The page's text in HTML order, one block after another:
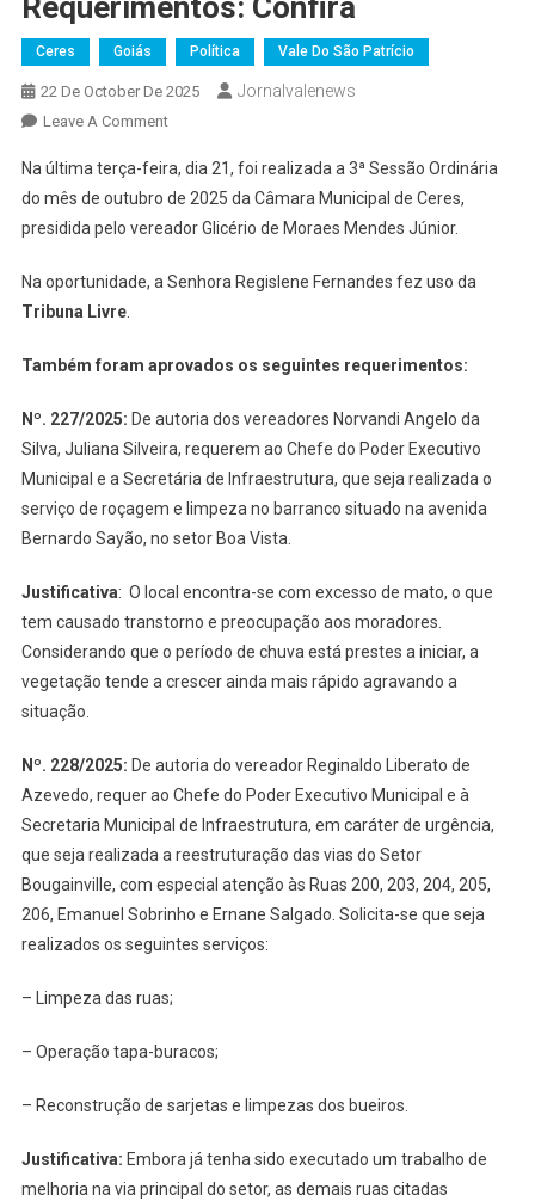
Requerimentos: Confira
Ceres Goiás Política Vale Do São Patrício
22 De October De 2025 Jornalvalenews
Leave A CommentOn
Municipal
De
Ceres
3ª
De
E
Aprova
Importantes
Requerimentos:
Confira
Na última terça-feira, dia 21, foi realizada a 3ª Sessão Ordinária
do mês de outubro de 2025 da Câmara Municipal de Ceres,
presidida pelo vereador Glicério de Moraes Mendes Júnior.
Na oportunidade, a Senhora Regislene Fernandes fez uso da
Tribuna Livre.
Também foram aprovados os seguintes requerimentos:
Nº. 227/2025: De autoria dos vereadores Norvandi Angelo da
Silva, Juliana Silveira, requerem ao Chefe do Poder Executivo
Municipal e a Secretária de Infraestrutura, que seja realizada o
serviço de roçagem e limpeza no barranco situado na avenida
Bernardo Sayão, no setor Boa Vista.
Justificativa: O local encontra-se com excesso de mato, o que
tem causado transtorno e preocupação aos moradores.
Considerando que o período de chuva está prestes a iniciar, a
vegetação tende a crescer ainda mais rápido agravando a
situação.
Nº. 228/2025: De autoria do vereador Reginaldo Liberato de
Azevedo, requer ao Chefe do Poder Executivo Municipal e à
Secretaria Municipal de Infraestrutura, em caráter de urgência,
que seja realizada a reestruturação das vias do Setor
Bougainville, com especial atenção às Ruas 200, 203, 204, 205,
206, Emanuel Sobrinho e Ernane Salgado. Solicita-se que seja
realizados os seguintes serviços:
– Limpeza das ruas;
– Operação tapa-buracos;
– Reconstrução de sarjetas e limpezas dos bueiros.
Justificativa: Embora já tenha sido executado um trabalho de
melhoria na via principal do setor, as demais ruas citadas